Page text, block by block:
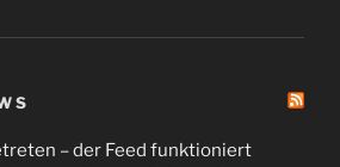
– der Feed funktioniert